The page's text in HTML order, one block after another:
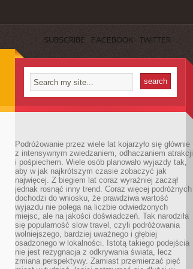
SUBSCRIBE FACEBOOK TWITTER
Podróżowanie przez wiele lat kojarzyło się głównie
z intensywnym zwiedzaniem, odhaczaniem atrakcji
i pośpiechem. Wiele osób planowało wyjazdy tak,
aby w jak najkrótszym czasie zobaczyć jak
najwięcej. Z biegiem lat coraz wyraźniej zaczął
jednak rosnąć inny trend. Coraz więcej podróżnych
dochodzi do wniosku, że prawdziwa wartość
wyjazdu nie polega na liczbie odwiedzonych
miejsc, ale na jakości doświadczeń. Tak narodziła
się popularność slow travel, czyli podróżowania
wolniejszego, bardziej uważnego i głębiej
osadzonego w lokalności. Istotą takiego podejścia
nie jest rezygnacja z odkrywania świata, lecz
zmiana perspektywy. Zamiast przemierzać pięć